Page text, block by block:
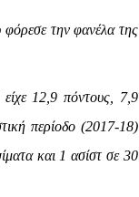
φόρεσε την φανέλα της
12,9 πόντους, 7,9
περίοδο (2017-18)
και 1 ασίστ σε 30